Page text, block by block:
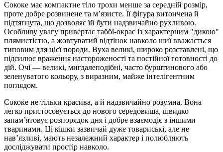
Сококе має компактне тіло трохи менше за середній розмір,
проте добре розвинене та м’язисте. Її фігура витончена й
підтягнута, що дозволяє їй бути надзвичайно рухливою.
Особливу увагу привертає таббі-окрас із характерним "дикою"
плямистістю, а жовтуватий відтінок навколо шиї вважається
типовим для цієї породи. Вуха великі, широко розставлені, що
підсилює враження настороженості та постійної готовності до
дій. Очі — великі, мигдалеподібні, часто бурштинового або
зеленуватого кольору, з виразним, майже інтелігентним
поглядом.
Сококе не тільки красива, а й надзвичайно розумна. Вона
легко пристосовується до нового середовища, швидко
запам’ятовує розпорядок дня і добре взаємодіє з іншими
тваринами. Ці кішки зазвичай дуже товариські, але не
нав’язливі, мають незалежний характер і полюбляють
досліджувати простір навколо.